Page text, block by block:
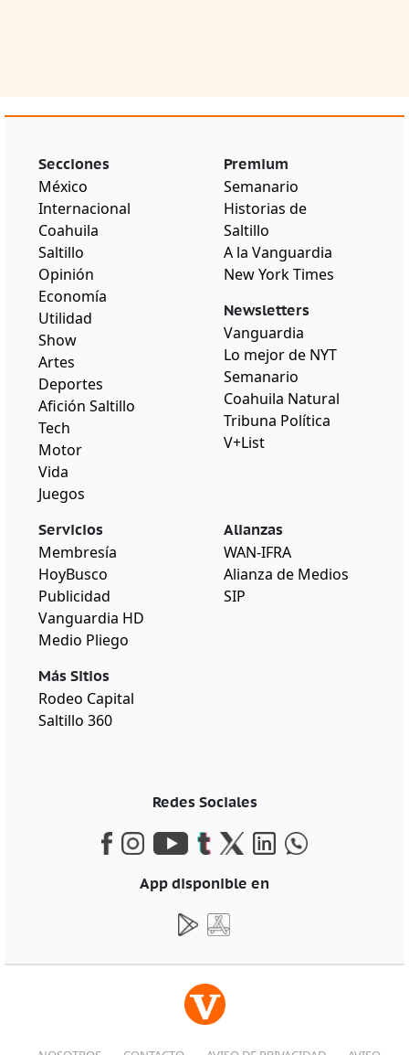
Secciones
México
Internacional
Coahuila
Saltillo
Opinión
Economía
Utilidad
Show
Artes
Deportes
Afición Saltillo
Tech
Motor
Vida
Juegos
Premium
Semanario
Historias de
Saltillo
A la Vanguardia
New York Times
Newsletters
Vanguardia
Lo mejor de NYT
Semanario
Coahuila Natural
Tribuna Política
V+List
Servicios
Membresía
HoyBusco
Publicidad
Vanguardia HD
Medio Pliego
Más Sitios
Rodeo Capital
Saltillo 360
Alianzas
WAN-IFRA
Alianza de Medios
SIP
Redes Sociales
App disponible en